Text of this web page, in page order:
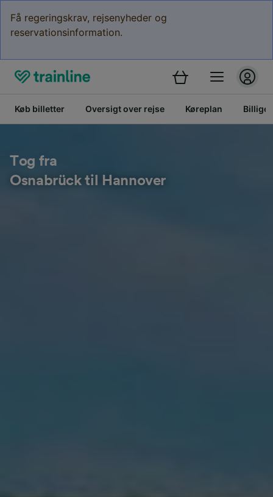
Få regeringskrav, rejsenyheder og
reservationsinformation.
Køb billetter Oversigt over rejse Køreplan Billige
Tog fra
Osnabrück til Hannover